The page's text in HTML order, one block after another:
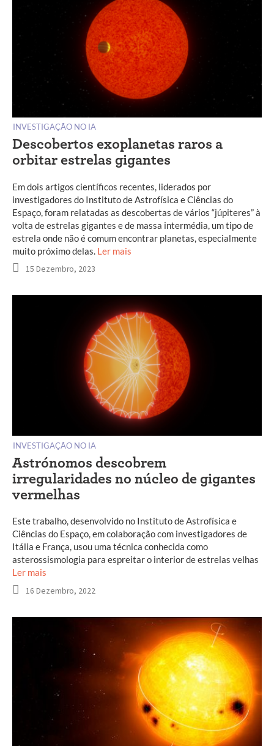
INVESTIGAÇÃO NO IA
Descobertos exoplanetas raros a
orbitar estrelas gigantes
Em dois artigos científicos recentes, liderados por
investigadores do Instituto de Astrofísica e Ciências do
Espaço, foram relatadas as descobertas de vários “júpiteres” à
volta de estrelas gigantes e de massa intermédia, um tipo de
estrela onde não é comum encontrar planetas, especialmente
muito próximo delas. Ler mais
15 Dezembro, 2023
INVESTIGAÇÃO NO IA
Astrónomos descobrem
irregularidades no núcleo de gigantes
vermelhas
Este trabalho, desenvolvido no Instituto de Astrofísica e
Ciências do Espaço, em colaboração com investigadores de
Itália e França, usou uma técnica conhecida como
asterossismologia para espreitar o interior de estrelas velhas
Ler mais
16 Dezembro, 2022